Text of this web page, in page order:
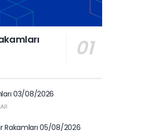
03/08/2026
Rakamları 05/08/2026